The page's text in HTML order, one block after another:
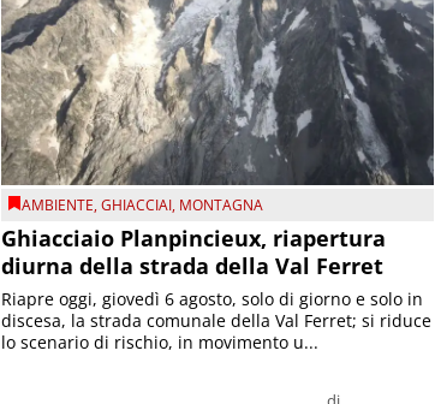
AMBIENTE,GHIACCIAI, MONTAGNA
Ghiacciaio Planpincieux, riapertura
diurna della strada della Val Ferret
Riapre oggi, giovedì 6 agosto, solo di giorno e solo in
discesa, la strada comunale della Val Ferret; si riduce
lo scenario di rischio, in movimento u...